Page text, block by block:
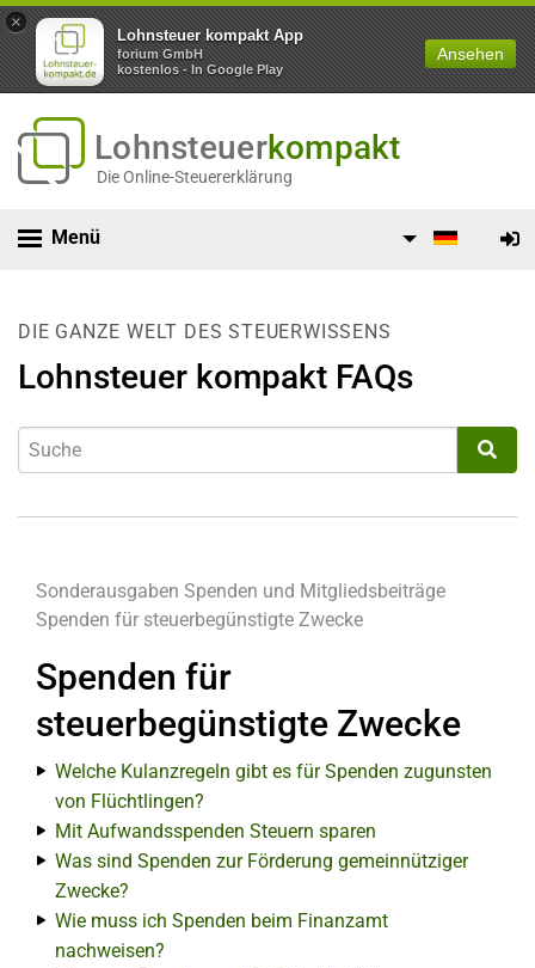
×
Lohnsteuer kompakt App
forium GmbH
kostenlos - In Google Play
Ansehen
Lohnsteuerkompakt
Die Online-Steuererklärung
Menü
DIE GANZE WELT DES STEUERWISSENS
Lohnsteuer kompakt FAQs
Sonderausgaben Spenden und Mitgliedsbeiträge
Spenden für steuerbegünstigte Zwecke
Spenden für
steuerbegünstigte Zwecke
Welche Kulanzregeln gibt es für Spenden zugunsten
von Flüchtlingen?
Mit Aufwandsspenden Steuern sparen
Was sind Spenden zur Förderung gemeinnütziger
Zwecke?
Wie muss ich Spenden beim Finanzamt
nachweisen?